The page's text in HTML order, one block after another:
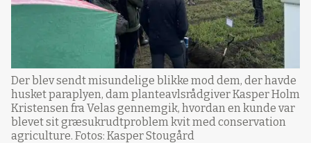
Der blev sendt misundelige blikke mod dem, der havde
husket paraplyen, dam planteavlsrådgiver Kasper Holm
Kristensen fra Velas gennemgik, hvordan en kunde var
blevet sit græsukrudtproblem kvit med conservation
agriculture. Fotos: Kasper Stougård